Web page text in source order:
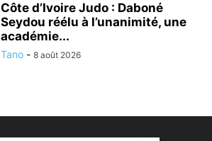
Côte d’Ivoire Judo : Daboné
Seydou réélu à l’unanimité, une
académie...
Tano - 8 août 2026